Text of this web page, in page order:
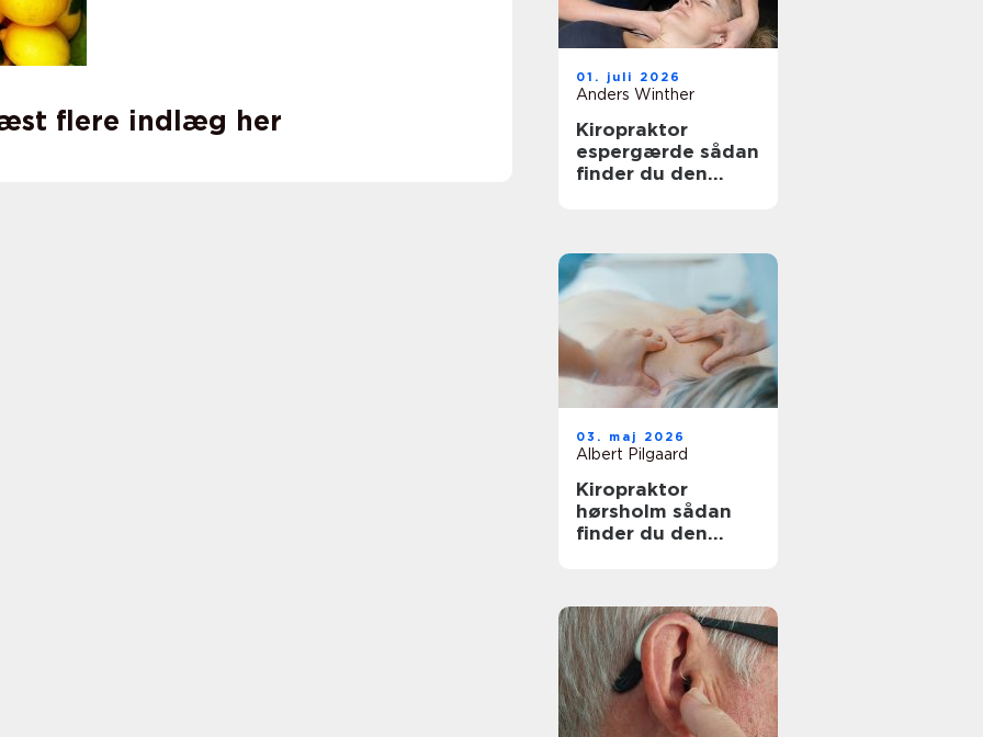
flere indlæg her
01. juli 2026
Anders Winther
Kiropraktor
espergærde sådan
finder du den
03. maj 2026
Albert Pilgaard
Kiropraktor
hørsholm sådan
finder du den